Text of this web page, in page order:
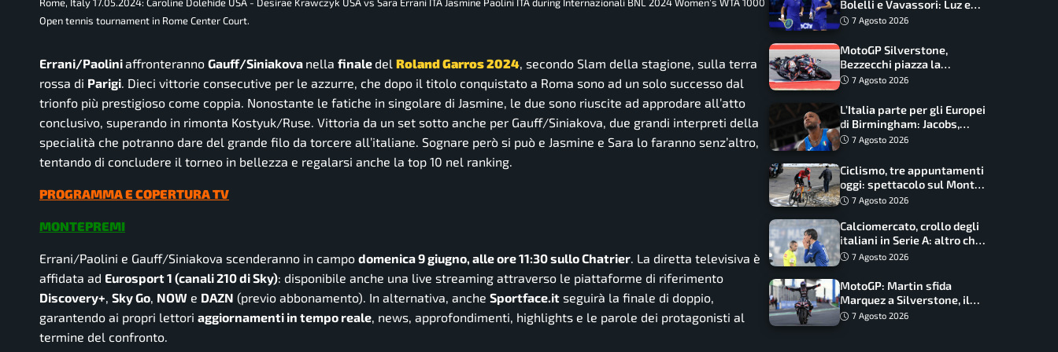
Open tennis tournament in Rome Center Court.
Errani/Paoliniaffronteranno Gauff/Siniakova nella finale del Roland Garros 2024 , secondo Slam della stagione, sulla terra
rossa di Parigi . Dieci vittorie consecutive per le azzurre, che dopo il titolo conquistato a Roma sono ad un solo successo dal
trionfo più prestigioso come coppia. Nonostante le fatiche in singolare di Jasmine, le due sono riuscite ad approdare all’atto
conclusivo, superando in rimonta Kostyuk/Ruse. Vittoria da un set sotto anche per Gauff/Siniakova, due grandi interpreti della
specialità che potranno dare del grande filo da torcere all’italiane. Sognare però si può e Jasmine e Sara lo faranno senz’altro,
tentando di concludere il torneo in bellezza e regalarsi anche la top 10 nel ranking.
PROGRAMMA E COPERTURA TV
MONTEPREMI
Errani/Paolini e Gauff/Siniakova scenderanno in campo domenica 9 giugno, alle ore 11:30 sullo Chatrier . La diretta televisiva è
affidata ad Eurosport 1 (canali 210 di Sky): disponibile anche una live streaming attraverso le piattaforme di riferimento
Discovery+ Sky Go NOW e DAZN (previo abbonamento). In alternativa, anche Sportface.it seguirà la finale di doppio,
garantendo ai propri lettori aggiornamenti in tempo reale , news, approfondimenti, highlights e le parole dei protagonisti al
termine del confronto.
Bolelli e Vavassori: Luz e
Matos fermano gli azzurri
7 Agosto 2026
MotoGP Silverstone,
Bezzecchi piazza la
zampata: Aprilia domina,
7 Agosto 2026
L’Italia parte per gli Europei
di Birmingham: Jacobs,
Tamberi e Battocletti
record
7 Agosto 2026
Ciclismo, tre appuntamenti
oggi: spettacolo sul Mont
Ventoux, orari e come
7 Agosto 2026
Calciomercato, crollo degli
italiani in Serie A: altro che
svolta dopo il Mondiale
7 Agosto 2026
MotoGP: Martin sfida
Marquez a Silverstone, il
programma e gli orari
7 Agosto 2026